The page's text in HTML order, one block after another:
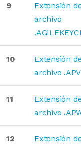
9
Extensión
archivo
10
Extensión
archivo .APV
11
Extensión
archivo
12
Extensión